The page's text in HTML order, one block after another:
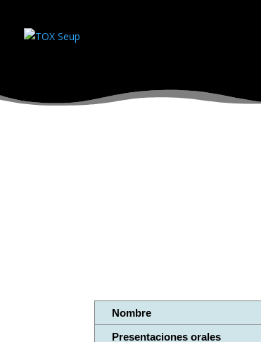
Nombre
Presentaciones orales